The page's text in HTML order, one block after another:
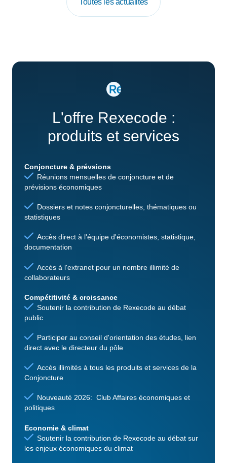
Toutes les actualités
L'offre Rexecode :
produits et services
Conjoncture & prévsions
Réunions mensuelles de conjoncture et de
prévisions économiques
Dossiers et notes conjoncturelles, thématiques ou
statistiques
Accès direct à l'équipe d'économistes, statistique,
documentation
Accès à l'extranet pour un nombre illimité de
collaborateurs
Compétitivité & croissance
Soutenir la contribution de Rexecode au débat
public
Participer au conseil d'orientation des études, lien
direct avec le directeur du pôle
Accès illimités à tous les produits et services de la
Conjoncture
Nouveauté 2026: Club Affaires économiques et
politiques
Economie & climat
Soutenir la contribution de Rexecode au débat sur
les enjeux économiques du climat